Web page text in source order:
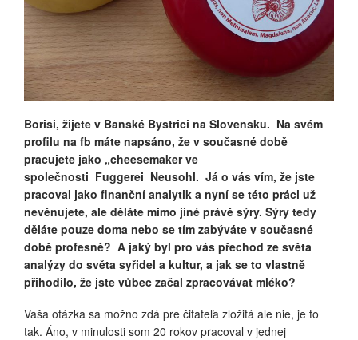
Borisi, žijete v Banské Bystrici na Slovensku. Na svém
profilu na fb máte napsáno, že v současné době
pracujete jako „cheesemaker ve
společnosti Fuggerei Neusohl. Já o vás vím, že jste
pracoval jako finanční analytik a nyní se této práci už
nevěnujete, ale děláte mimo jiné právě sýry. Sýry tedy
děláte pouze doma nebo se tím zabýváte v současné
době profesně? A jaký byl pro vás přechod ze světa
analýzy do světa syřidel a kultur, a jak se to vlastně
přihodilo, že jste vůbec začal zpracovávat mléko?
Vaša otázka sa možno zdá pre čitateľa zložitá ale nie, je to
tak. Áno, v minulosti som 20 rokov pracoval v jednej